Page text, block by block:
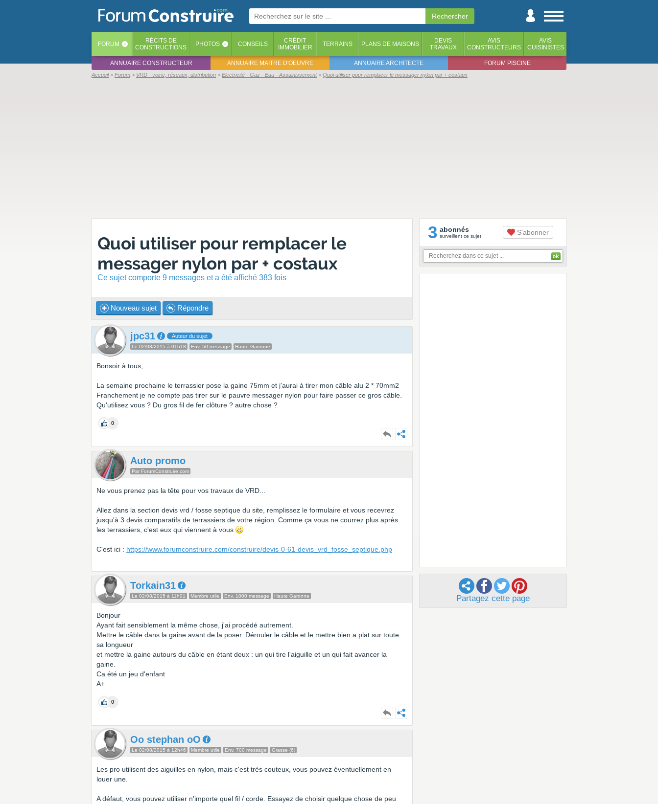
FORUM ‹ RÉCITS DE
CONSTRUCTIONS
PHOTOS ‹ CONSEILS
CRÉDIT
IMMOBILIER
TERRAINS PLANS DE MAISONS
DEVIS
TRAVAUX
AVIS
CONSTRUCTEURS
AVIS
CUISINISTES
ANNUAIRE CONSTRUCTEUR ANNUAIRE MAITRE D'OEUVRE ANNUAIRE ARCHITECTE FORUM PISCINE
Accueil Forum VRD - voirie, réseaux, distribution Electricité - Gaz - Eau - Assainissement Quoi utiliser pour remplacer le messager nylon par + costaux
Quoi utiliser pour remplacer le
messager nylon par + costaux
Ce sujet comporte 9 messages et a été affiché 383 fois
Nouveau sujet Répondre
jpc31 Auteur du sujet
Le 02/08/2015 à 01h18 Env. 50 message Haute Garonne
Bonsoir à tous,
La semaine prochaine le terrassier pose la gaine 75mm et j'aurai à tirer mon câble alu 2 * 70mm2
Franchement je ne compte pas tirer sur le pauvre messager nylon pour faire passer ce gros câble.
Qu'utilisez vous ? Du gros fil de fer clôture ? autre chose ?
0
Auto promo
Par ForumConstruire.com
Ne vous prenez pas la tête pour vos travaux de VRD...
Allez dans la section devis vrd / fosse septique du site, remplissez le formulaire et vous recevrez
jusqu'à 3 devis comparatifs de terrassiers de votre région. Comme ça vous ne courrez plus après
les terrassiers, c'est eux qui viennent à vous
C'est ici : https://www.forumconstruire.com/construire/devis-0-61-devis_vrd_fosse_septique.php
Torkain31
Le 02/08/2015 à 11h01 Membre utile Env. 1000 message Haute Garonne
Bonjour
Ayant fait sensiblement la même chose, j'ai procédé autrement.
Mettre le câble dans la gaine avant de la poser. Dérouler le câble et le mettre bien a plat sur toute
sa longueur
et mettre la gaine autours du câble en étant deux : un qui tire l'aiguille et un qui fait avancer la
gaine.
Ca été un jeu d'enfant
A+
0
Oo stephan oO
Le 02/08/2015 à 12h46 Membre utile Env. 700 message Grasse (6)
Les pro utilisent des aiguilles en nylon, mais c'est très couteux, vous pouvez éventuellement en
louer une.
A défaut, vous pouvez utiliser n'importe quel fil / corde. Essayez de choisir quelque chose de peu
3 abonnés
surveillent ce sujet S'abonner
Partagez cette page